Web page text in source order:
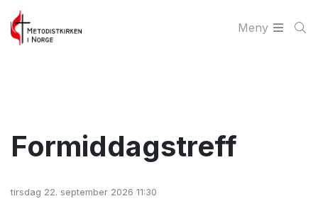
Meny
Formiddagstreff
tirsdag 22. september 2026 11:30